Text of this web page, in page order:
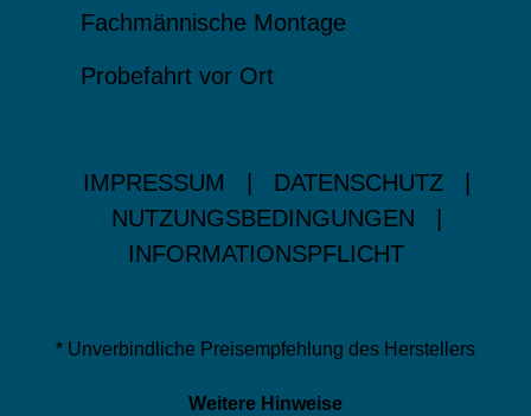
Fachmännische Montage
Probefahrt vor Ort
IMPRESSUM DATENSCHUTZ
NUTZUNGSBEDINGUNGEN
INFORMATIONSPFLICHT
* Unverbindliche Preisempfehlung des Herstellers
Weitere Hinweise